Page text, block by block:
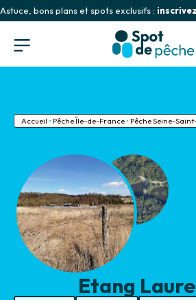
Astuce, bons plans et spots exclusifs :
Accueil • Pêche Île-de-France • Pêche Seine-
Etang